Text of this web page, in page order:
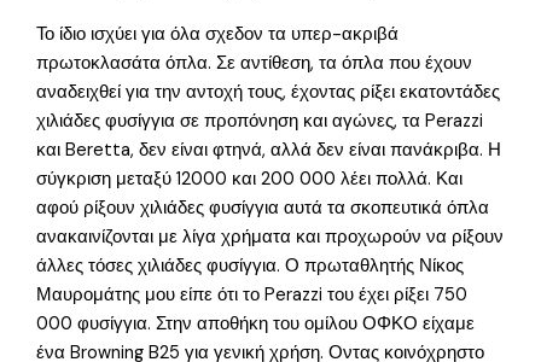
Το ίδιο ισχύει για όλα σχεδον τα υπερ-ακριβά
πρωτοκλασάτα όπλα. Σε αντίθεση, τα όπλα που έχουν
αναδειχθεί για την αντοχή τους, έχοντας ρίξει εκατοντάδες
χιλιάδες φυσίγγια σε προπόνηση και αγώνες, τα Perazzi
και Beretta, δεν είναι φτηνά, αλλά δεν είναι πανάκριβα. Η
σύγκριση μεταξύ 12000 και 200 000 λέει πολλά. Και
αφού ρίξουν χιλιάδες φυσίγγια αυτά τα σκοπευτικά όπλα
ανακαινίζονται με λίγα χρήματα και προχωρούν να ρίξουν
άλλες τόσες χιλιάδες φυσίγγια. Ο πρωταθλητής Νίκος
Μαυρομάτης μου είπε ότι το Perazzi του έχει ρίξει 750
000 φυσίγγια. Στην αποθήκη του ομίλου ΟΦΚΟ είχαμε
ένα Browning B25 για γενική χρήση. Οντας κοινόχρηστο